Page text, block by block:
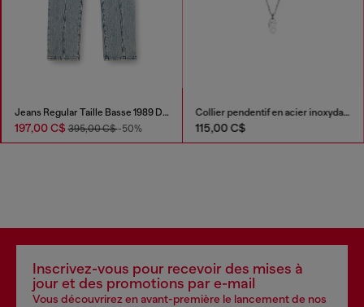
Jeans Regular Taille Basse 1989 D-Mine
197,00 C$ 395,00 C$-50%
Collier pendentif en acier inoxydable
115,00 C$
Inscrivez-vous pour recevoir des mises à
jour et des promotions par e-mail
Vous découvrirez en avant-première le lancement de nos